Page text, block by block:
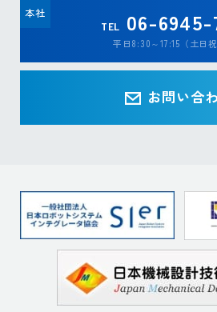
本社
TEL 06-6945-
平日8:30～17:15（土日祝
お問い合